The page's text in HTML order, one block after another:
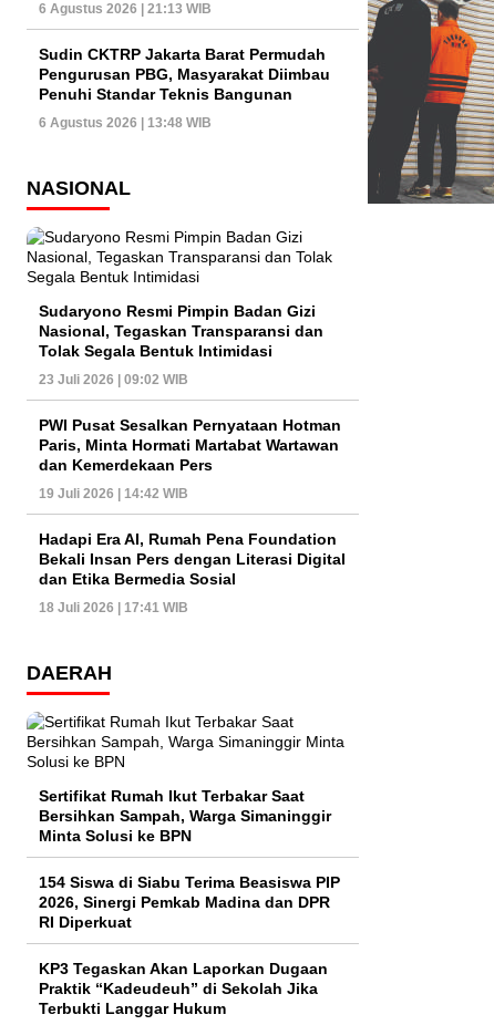
6 Agustus 2026 | 21:13 WIB
Sudin CKTRP Jakarta Barat Permudah
Pengurusan PBG, Masyarakat Diimbau
Penuhi Standar Teknis Bangunan
6 Agustus 2026 | 13:48 WIB
NASIONAL
Sudaryono Resmi Pimpin Badan Gizi
Nasional, Tegaskan Transparansi dan
Tolak Segala Bentuk Intimidasi
23 Juli 2026 | 09:02 WIB
PWI Pusat Sesalkan Pernyataan Hotman
Paris, Minta Hormati Martabat Wartawan
dan Kemerdekaan Pers
19 Juli 2026 | 14:42 WIB
Hadapi Era AI, Rumah Pena Foundation
Bekali Insan Pers dengan Literasi Digital
dan Etika Bermedia Sosial
18 Juli 2026 | 17:41 WIB
DAERAH
Sertifikat Rumah Ikut Terbakar Saat
Bersihkan Sampah, Warga Simaninggir
Minta Solusi ke BPN
154 Siswa di Siabu Terima Beasiswa PIP
2026, Sinergi Pemkab Madina dan DPR
RI Diperkuat
KP3 Tegaskan Akan Laporkan Dugaan
Praktik “Kadeudeuh” di Sekolah Jika
Terbukti Langgar Hukum